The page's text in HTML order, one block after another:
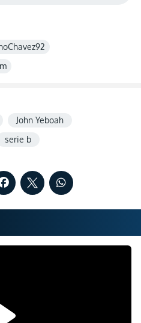
John Yeboah
serie b